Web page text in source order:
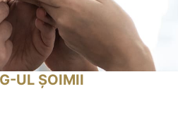
UL ȘOIMII